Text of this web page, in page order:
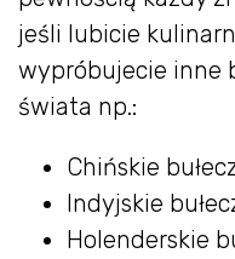
jeśli lubicie
wypróbujecie inne
świata np.:
Chińskie
Indyjskie
Holenderskie